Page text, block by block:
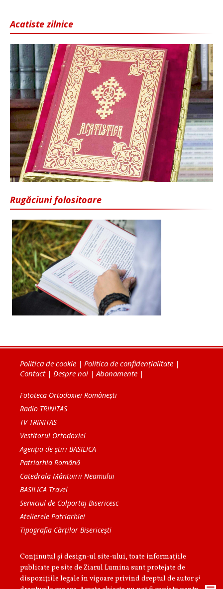
Acatiste zilnice
Rugăciuni folositoare
Politica de cookie | Politica de confidențialitate |
Contact| Despre noi | Abonamente |
Fototeca Ortodoxiei Românești
Radio TRINITAS
TV TRINITAS
Vestitorul Ortodoxiei
Agenţia de ştiri BASILICA
Patriarhia Română
Catedrala Mântuirii Neamului
BASILICA Travel
Serviciul de Colportaj Bisericesc
Atelierele Patriarhiei
Tipografia Cărţilor Bisericeşti
Conținutul și design-ul site-ului, toate informaţiile
publicate pe site de Ziarul Lumina sunt protejate de
dispoziţiile legale în vigoare privind dreptul de autor şi